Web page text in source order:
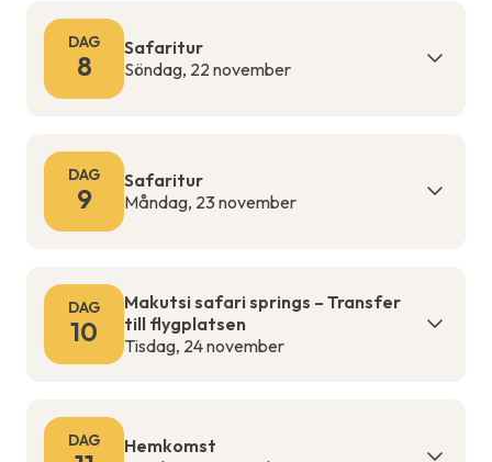
DAG
8
Safaritur
Söndag, 22 november
DAG
9
Safaritur
Måndag, 23 november
DAG
10
Makutsi safari springs – Transfer
till flygplatsen
Tisdag, 24 november
DAG
Hemkomst